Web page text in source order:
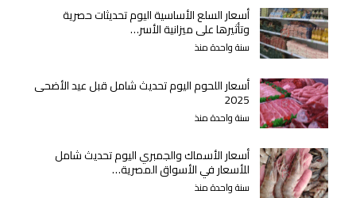
أسعار السلع الأساسية اليوم تحديثات حصرية
وتأثيرها على ميزانية الأسر…
سنة واحدة منذ
أسعار اللحوم اليوم تحديث شامل قبل عيد الأضحى
2025
سنة واحدة منذ
أسعار الأسماك والجمبري اليوم تحديث شامل
للأسعار في الأسواق المصرية…
سنة واحدة منذ